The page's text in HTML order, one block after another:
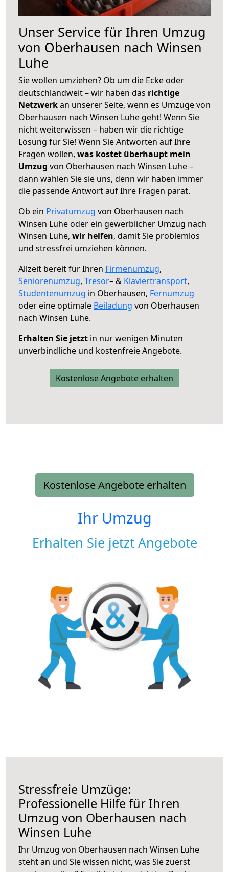
Unser Service für Ihren Umzug
von Oberhausen nach Winsen
Luhe
Sie wollen umziehen? Ob um die Ecke oder
deutschlandweit – wir haben das richtige
Netzwerkan unserer Seite, wenn es Umzüge von
Oberhausen nach Winsen Luhe geht! Wenn Sie
nicht weiterwissen – haben wir die richtige
Lösung für Sie! Wenn Sie Antworten auf Ihre
Fragen wollen, was kostet überhaupt mein
Umzug von Oberhausen nach Winsen Luhe –
dann wählen Sie sie uns, denn wir haben immer
die passende Antwort auf Ihre Fragen parat.
Ob ein Privatumzug von Oberhausen nach
Winsen Luhe oder ein gewerblicher Umzug nach
Winsen Luhe, wir helfen, damit Sie problemlos
und stressfrei umziehen können.
Allzeit bereit für Ihren Firmenumzug,
Seniorenumzug, Tresor– & Klaviertransport,
Studentenumzug in Oberhausen, Fernumzug
oder eine optimale Beiladung von Oberhausen
nach Winsen Luhe.
Erhalten Sie jetzt in nur wenigen Minuten
unverbindliche und kostenfreie Angebote.
Kostenlose Angebote erhalten
Kostenlose Angebote erhalten
Ihr Umzug
Erhalten Sie jetzt Angebote
Stressfreie Umzüge:
Professionelle Hilfe für Ihren
Umzug von Oberhausen nach
Winsen Luhe
Ihr Umzug von Oberhausen nach Winsen Luhe
steht an und Sie wissen nicht, was Sie zuerst